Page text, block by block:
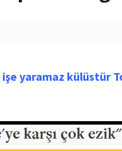
yaramaz külüstür